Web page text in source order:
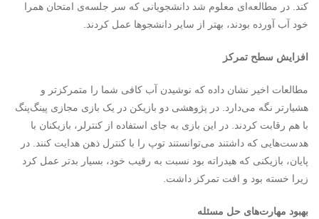
کند. در مطالعه‌ای معلوم شد دانشجویانی که سر جلسه‌ی امتحان همرا
خود آب آورده بودند، بهتر از سایر دانشجوها عمل کردند.
افزایش سطح تمرکز
مطالعات اخیر نشان داده که نوشیدن آب کافی شما را متمرکزتر و
هشیارتر نگه می‌دارد. در پژوهشی دو بازیکن در یک بازی مجازی پینگ‌پنگ
با هم رقابت کردند. در این بازی به جای استفاده از کنترلر، بازیکنان با
هدست‌هایی که داشتند می‌توانستند توپ را با کنترل ذهن هدایت کنند. در
پایان، بازیکنی که هیدراته بود نسبت به رقیب خود، بسیار بدتر عمل کرد
زیرا خسته بود و افت تمرکز داشت.
بهبود مهارت‌های حل مسئله